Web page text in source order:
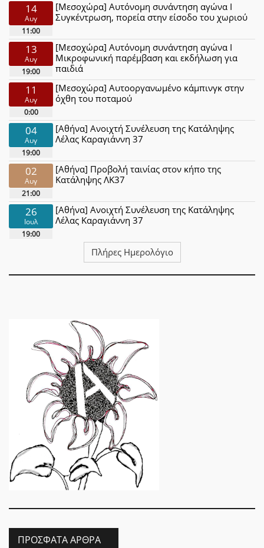
14
Αυγ
11:00
[Μεσοχώρα] Αυτόνομη συνάντηση αγώνα Ι
Συγκέντρωση, πορεία στην είσοδο του χωριού
13
Αυγ
19:00
[Μεσοχώρα] Αυτόνομη συνάντηση αγώνα Ι
Μικροφωνική παρέμβαση και εκδήλωση για
παιδιά
11
Αυγ
0:00
[Μεσοχώρα] Αυτοοργανωμένο κάμπινγκ στην
όχθη του ποταμού
04
Αυγ
19:00
[Αθήνα] Ανοιχτή Συνέλευση της Κατάληψης
Λέλας Καραγιάννη 37
02
Αυγ
21:00
[Αθήνα] Προβολή ταινίας στον κήπο της
Κατάληψης ΛΚ37
26
Ιουλ
19:00
[Αθήνα] Ανοιχτή Συνέλευση της Κατάληψης
Λέλας Καραγιάννη 37
Πλήρες Ημερολόγιο
ΠΡΌΣΦΑΤΑ ΆΡΘΡΑ